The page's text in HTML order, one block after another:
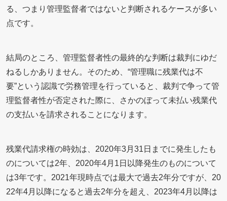
る、つまり管理監督者ではないと判断されるケースが多い
点です。
結局のところ、管理監督者性の最終的な判断は裁判にゆだ
ねるしかありません。そのため、“管理職に残業代は不
要”という認識で労務管理を行っていると、裁判で争って管
理監督者性が否定された際に、さかのぼって未払い残業代
の支払いを請求されることになります。
残業代請求権の時効は、2020年3月31日までに発生したも
のについては2年、2020年4月1日以降発生のものについて
は3年です。2021年現時点では最大で過去2年分ですが、20
22年4月以降になると過去2年分を超え、2023年4月以降は